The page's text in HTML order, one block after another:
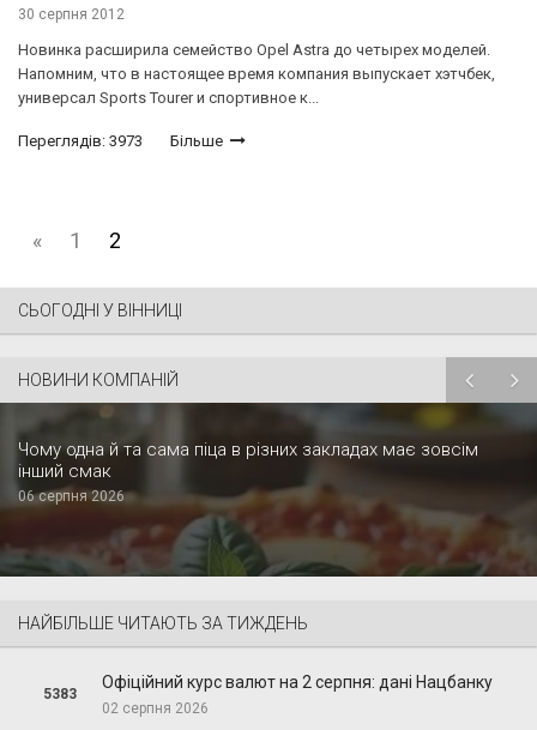
30 серпня 2012
Новинка расширила семейство Opel Astra до четырех моделей.
Напомним, что в настоящее время компания выпускает хэтчбек,
универсал Sports Tourer и спортивное к...
Переглядів: 3973 Більше
« 1 2
СЬОГОДНІ У ВІННИЦІ
НОВИНИ КОМПАНІЙ
Чому одна й та сама піца в різних закладах має зовсім
інший смак
06 серпня 2026
НАЙБІЛЬШЕ ЧИТАЮТЬ ЗА ТИЖДЕНЬ
5383
Офіційний курс валют на 2 серпня: дані Нацбанку
02 серпня 2026